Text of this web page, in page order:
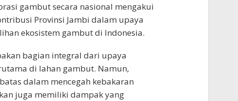
gambut secara nasional mengakui
Provinsi Jambi dalam upaya
ekosistem gambut di Indonesia.
bagian integral dari upaya
di lahan gambut. Namun,
dalam mencegah kebakaran
juga memiliki dampak yang